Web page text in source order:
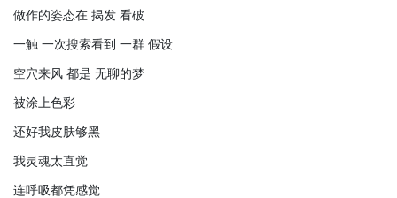
做作的姿态在 揭发 看破
一触 一次搜索看到 一群 假设
空穴来风 都是 无聊的梦
被涂上色彩
还好我皮肤够黑
我灵魂太直觉
连呼吸都凭感觉